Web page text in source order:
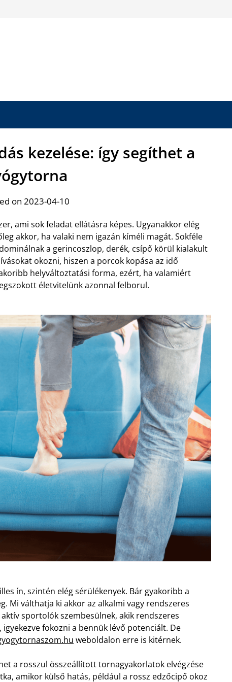
kezelése: így segíthet a
on 2023-04-10
ami sok feladat ellátásra képes. Ugyanakkor elég
akkor, ha valaki nem igazán kíméli magát. Sokféle
a gerincoszlop, derék, csípő körül kialakult
okozni, hiszen a porcok kopása az idő
helyváltoztatási forma, ezért, ha valamiért
életvitelünk azonnal felborul.
ín, szintén elég sérülékenyek. Bár gyakoribb a
Mi válthatja ki akkor az alkalmi vagy rendszeres
sportolók szembesülnek, akik rendszeres
fokozni a bennük lévő potenciált. De
weboldalon erre is kitérnek.
a rosszul összeállított tornagyakorlatok elvégzése
amikor külső hatás, például a rossz edzőcipő okoz